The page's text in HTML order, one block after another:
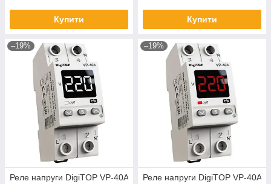
Купити Купити
–19%
Реле напруги DigiTOP VP-40A
–19%
Реле напруги DigiTOP VP-40A